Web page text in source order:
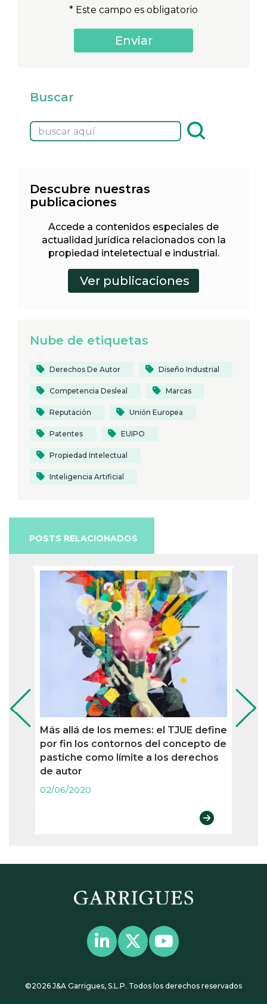
* Este campo es obligatorio
Buscar
Descubre nuestras
publicaciones
Accede a contenidos especiales de
actualidad jurídica relacionados con la
propiedad inteletectual e industrial.
Nube de etiquetas
Derechos De Autor Diseño Industrial
Competencia Desleal Marcas
Reputación Unión Europea
Patentes EUIPO
Propiedad Intelectual
Inteligencia Artificial
POSTS RELACIONADOS
Más allá de los memes: el TJUE define
por fin los contornos del concepto de
pastiche como límite a los derechos
de autor
02/06/2020
©2026 J&A Garrigues, S.L.P. Todos los derechos reservados